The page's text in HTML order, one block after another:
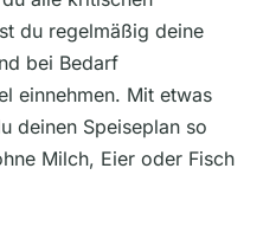
du regelmäßig deine
bei Bedarf
einnehmen. Mit etwas
deinen Speiseplan so
Milch, Eier oder Fisch